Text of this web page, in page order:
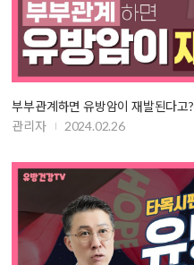
부부관계하면 유방암이 재발된다고?
관리자
2024.02.26